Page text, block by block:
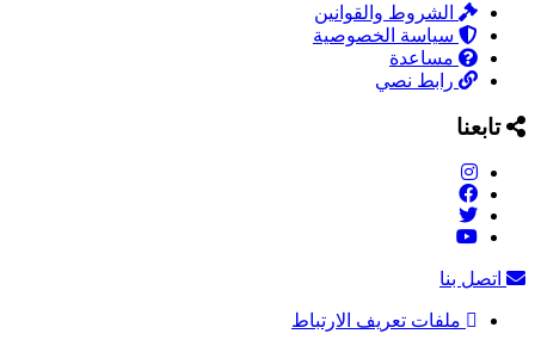
الشروط والقوانين
سياسة الخصوصية
مساعدة
رابط نصي
تابعنا
اتصل بنا
ملفات تعريف الارتباط